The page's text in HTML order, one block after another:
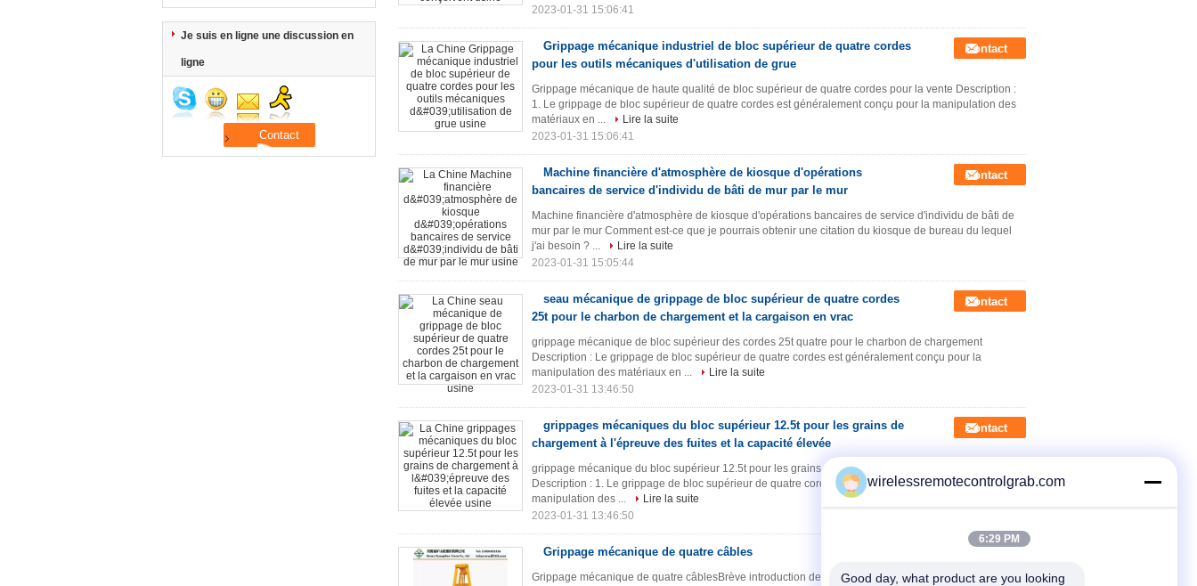
Je suis en ligne une discussion en
ligne
2023-01-31 15:06:41
Grippage mécanique industriel de bloc supérieur de quatre cordes
pour les outils mécaniques d'utilisation de grue
Contact
Grippage mécanique de haute qualité de bloc supérieur de quatre cordes pour la vente Description :
1. Le grippage de bloc supérieur de quatre cordes est généralement conçu pour la manipulation des
matériaux en ...
Lire la suite
2023-01-31 15:06:41
Machine financière d'atmosphère de kiosque d'opérations
bancaires de service d'individu de bâti de mur par le mur
Contact
Machine financière d'atmosphère de kiosque d'opérations bancaires de service d'individu de bâti de
mur par le mur Comment est-ce que je pourrais obtenir une citation du kiosque de bureau du lequel
j'ai besoin ? ...
Lire la suite
2023-01-31 15:05:44
seau mécanique de grippage de bloc supérieur de quatre cordes
25t pour le charbon de chargement et la cargaison en vrac
Contact
grippage mécanique de bloc supérieur des cordes 25t quatre pour le charbon de chargement
Description : Le grippage de bloc supérieur de quatre cordes est généralement conçu pour la
manipulation des matériaux en ...
Lire la suite
2023-01-31 13:46:50
grippages mécaniques du bloc supérieur 12.5t pour les grains de
chargement à l'épreuve des fuites et la capacité élevée
Contact
grippage mécanique du bloc supérieur 12.5t pour les grains de chargement à l'épreuve des fuites
Description : 1. Le grippage de bloc supérieur de quatre cordes est généralement conçu pour la
manipulation des ...
Lire la suite
2023-01-31 13:46:50
Grippage mécanique de quatre câbles
Grippage mécanique de quatre câblesBrève introduction de grippage mécanique de quatre câbles :Le
wirelessremotecontrolgrab.com
6:29 PM
Good day, what product are you looking